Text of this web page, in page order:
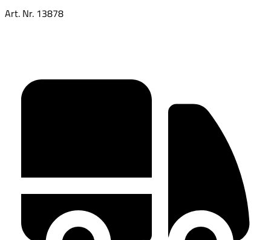
Art. Nr. 13878